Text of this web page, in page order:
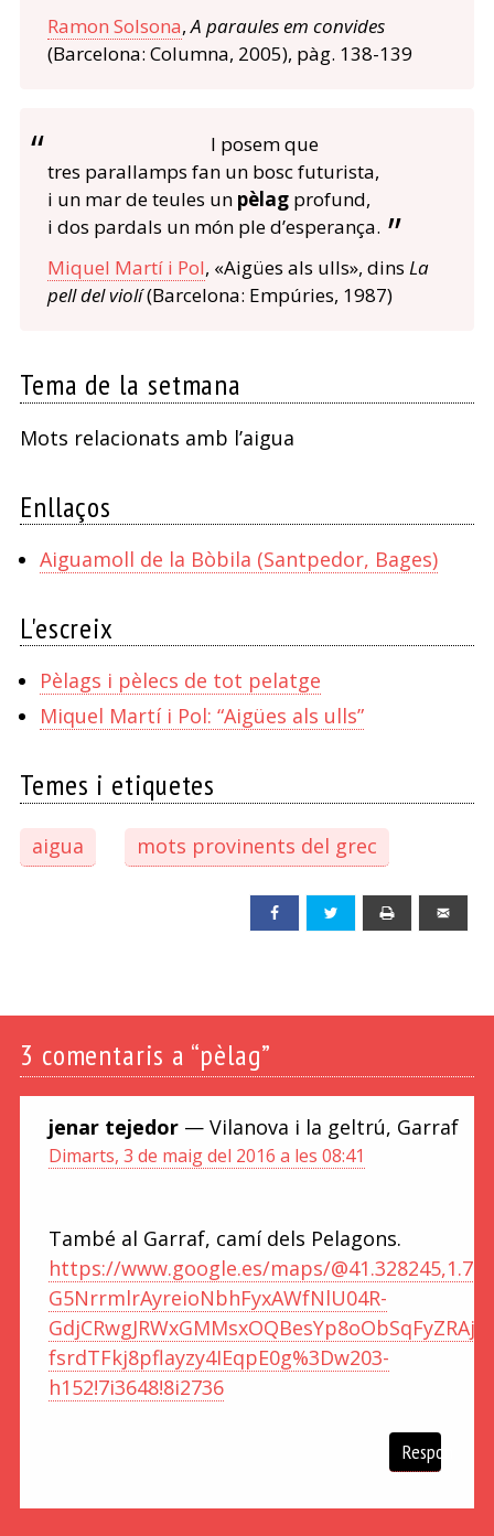
Ramon Solsona,A paraules em convides
(Barcelona: Columna, 2005), pàg. 138-139
I posem que
tres parallamps fan un bosc futurista,
i un mar de teules un pèlagprofund,
i dos pardals un món ple d’esperança.
Miquel Martí i Pol, «Aigües als ulls», dins La
pell del violí(Barcelona: Empúries, 1987)
Tema de la setmana
Mots relacionats amb l’aigua
Enllaços
Aiguamoll de la Bòbila (Santpedor, Bages)
L'escreix
Pèlags i pèlecs de tot pelatge
Miquel Martí i Pol: “Aigües als ulls”
Temes i etiquetes
aigua mots provinents del grec
Facebook Twitter
3 comentaris a “pèlag”
jenar tejedor — Vilanova i la geltrú, Garraf
Dimarts, 3 de maig del 2016 a les 08:41
També al Garraf, camí dels Pelagons.
https://www.google.es/maps/
G5NrrmlrAyreioNbhFyxAWfNlU04R-
GdjCRwgJRWxGMMsxOQBesYp8oObSqFyZRAj-
fsrdTFkj8pflayzy4IEqpE0g%3Dw203-
h152!7i3648!8i2736
Respon